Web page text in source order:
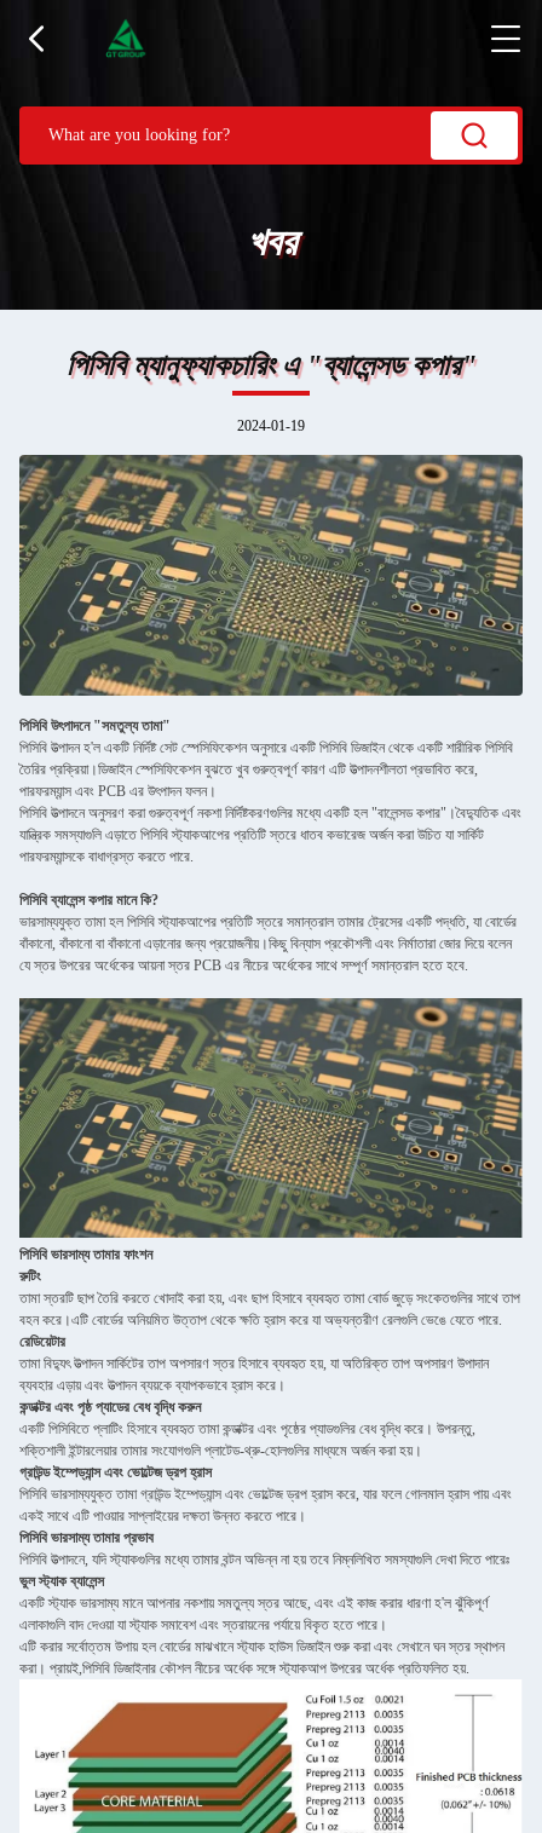
খবর
পিসিবি ম্যানুফ্যাকচারিং এ "ব্যালেন্সড কপার"
2024-01-19
পিসিবি উৎপাদনে "সমতুল্য তামা"
পিসিবি উত্পাদন হ'ল একটি নির্দিষ্ট সেট স্পেসিফিকেশন অনুসারে একটি পিসিবি ডিজাইন থেকে একটি শারীরিক পিসিবি
তৈরির প্রক্রিয়া।ডিজাইন স্পেসিফিকেশন বুঝতে খুব গুরুত্বপূর্ণ কারণ এটি উত্পাদনশীলতা প্রভাবিত করে,
পারফরম্যান্স এবং PCB এর উৎপাদন ফলন।
পিসিবি উত্পাদনে অনুসরণ করা গুরুত্বপূর্ণ নকশা নির্দিষ্টকরণগুলির মধ্যে একটি হল "বালেন্সড কপার"।বৈদ্যুতিক এবং
যান্ত্রিক সমস্যাগুলি এড়াতে পিসিবি স্ট্যাকআপের প্রতিটি স্তরে ধাতব কভারেজ অর্জন করা উচিত যা সার্কিট
পারফরম্যান্সকে বাধাগ্রস্ত করতে পারে.
পিসিবি ব্যালেন্স কপার মানে কি?
ভারসাম্যযুক্ত তামা হল পিসিবি স্ট্যাকআপের প্রতিটি স্তরে সমান্তরাল তামার ট্রেসের একটি পদ্ধতি, যা বোর্ডের
বাঁকানো, বাঁকানো বা বাঁকানো এড়ানোর জন্য প্রয়োজনীয়।কিছু বিন্যাস প্রকৌশলী এবং নির্মাতারা জোর দিয়ে বলেন
যে স্তর উপরের অর্ধেকের আয়না স্তর PCB এর নীচের অর্ধেকের সাথে সম্পূর্ণ সমান্তরাল হতে হবে.
পিসিবি ভারসাম্য তামার ফাংশন
রুটিং
তামা স্তরটি ছাপ তৈরি করতে খোদাই করা হয়, এবং ছাপ হিসাবে ব্যবহৃত তামা বোর্ড জুড়ে সংকেতগুলির সাথে তাপ
বহন করে।এটি বোর্ডের অনিয়মিত উত্তাপ থেকে ক্ষতি হ্রাস করে যা অভ্যন্তরীণ রেলগুলি ভেঙে যেতে পারে.
রেডিয়েটার
তামা বিদ্যুৎ উত্পাদন সার্কিটের তাপ অপসারণ স্তর হিসাবে ব্যবহৃত হয়, যা অতিরিক্ত তাপ অপসারণ উপাদান
ব্যবহার এড়ায় এবং উত্পাদন ব্যয়কে ব্যাপকভাবে হ্রাস করে।
কন্ডাক্টর এবং পৃষ্ঠ প্যাডের বেধ বৃদ্ধি করুন
একটি পিসিবিতে প্লাটিং হিসাবে ব্যবহৃত তামা কন্ডাক্টর এবং পৃষ্ঠের প্যাডগুলির বেধ বৃদ্ধি করে। উপরন্তু,
শক্তিশালী ইন্টারলেয়ার তামার সংযোগগুলি প্লাটেড-থ্রু-হোলগুলির মাধ্যমে অর্জন করা হয়।
গ্রাউন্ড ইম্পেড্যান্স এবং ভোল্টেজ ড্রপ হ্রাস
পিসিবি ভারসাম্যযুক্ত তামা গ্রাউন্ড ইম্পেড্যান্স এবং ভোল্টেজ ড্রপ হ্রাস করে, যার ফলে গোলমাল হ্রাস পায় এবং
একই সাথে এটি পাওয়ার সাপ্লাইয়ের দক্ষতা উন্নত করতে পারে।
পিসিবি ভারসাম্য তামার প্রভাব
পিসিবি উত্পাদনে, যদি স্ট্যাকগুলির মধ্যে তামার বন্টন অভিন্ন না হয় তবে নিম্নলিখিত সমস্যাগুলি দেখা দিতে পারেঃ
ভুল স্ট্যাক ব্যালেন্স
একটি স্ট্যাক ভারসাম্য মানে আপনার নকশায় সমতুল্য স্তর আছে, এবং এই কাজ করার ধারণা হ'ল ঝুঁকিপূর্ণ
এলাকাগুলি বাদ দেওয়া যা স্ট্যাক সমাবেশ এবং স্তরায়নের পর্যায়ে বিকৃত হতে পারে।
এটি করার সর্বোত্তম উপায় হল বোর্ডের মাঝখানে স্ট্যাক হাউস ডিজাইন শুরু করা এবং সেখানে ঘন স্তর স্থাপন
করা। প্রায়ই,পিসিবি ডিজাইনার কৌশল নীচের অর্ধেক সঙ্গে স্ট্যাকআপ উপরের অর্ধেক প্রতিফলিত হয়.